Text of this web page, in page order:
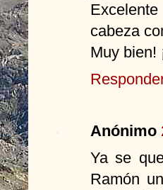
cabeza
Muy bien!
Anónimo
Ya se
Ramón